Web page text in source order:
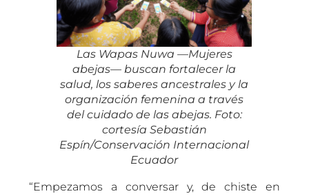
Las Wapas Nuwa —Mujeres
abejas— buscan fortalecer la
salud, los saberes ancestrales y la
organización femenina a través
del cuidado de las abejas. Foto:
cortesía Sebastián
Espín/Conservación Internacional
Ecuador
“Empezamos a conversar y, de chiste en